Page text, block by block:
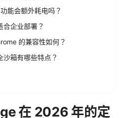
能会额外耗电吗？
合企业部署？
的兼容性如何？
沙箱有哪些特点？
在 2026 年的定